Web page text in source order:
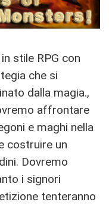
stile RPG con
che si
dalla magia.,
affrontare
e maghi nella
costruire un
Dovremo
i signori
tenteranno